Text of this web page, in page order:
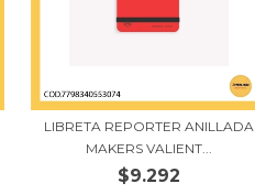
LIBRETA REPORTER ANILLADA
MAKERS VALIENT...
$9.292